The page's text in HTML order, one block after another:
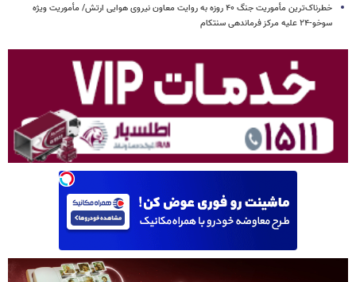
خطرناک‌ترین مأموریت جنگ ۴۰ روزه به روایت معاون نیروی هوایی ارتش/ مأموریت ویژه
سوخو-۲۴ علیه مرکز فرماندهی سنتکام